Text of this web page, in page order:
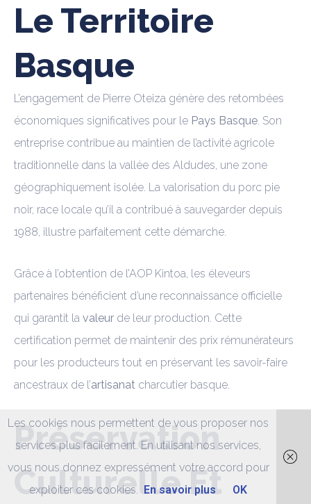
Le Territoire
Basque
L’engagement de Pierre Oteiza génère des retombées
économiques significatives pour le Pays Basque . Son
entreprise contribue au maintien de l’activité agricole
traditionnelle dans la vallée des Aldudes, une zone
géographiquement isolée. La valorisation du porc pie
noir, race locale qu’il a contribué à sauvegarder depuis
1988, illustre parfaitement cette démarche.
Grâce à l’obtention de l’AOP Kintoa, les éleveurs
partenaires bénéficient d’une reconnaissance officielle
qui garantit la valeur de leur production. Cette
certification permet de maintenir des prix rémunérateurs
pour les producteurs tout en préservant les savoir-faire
ancestraux de l’artisanat charcutier basque.
Préservation
Culturelle Et
Les cookies nous permettent de vous proposer nos
services plus facilement. En utilisant nos services,
vous nous donnez expressément votre accord pour
exploiter ces cookies. En savoir plus OK